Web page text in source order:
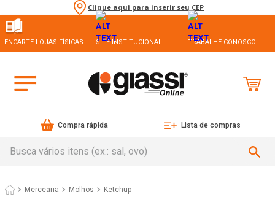
Clique aqui para inserir seu CEP
ENCARTE LOJAS FÍSICAS SITE INSTITUCIONAL TRABALHE CONOSCO
Compra rápida Lista de compras
Mercearia Molhos Ketchup